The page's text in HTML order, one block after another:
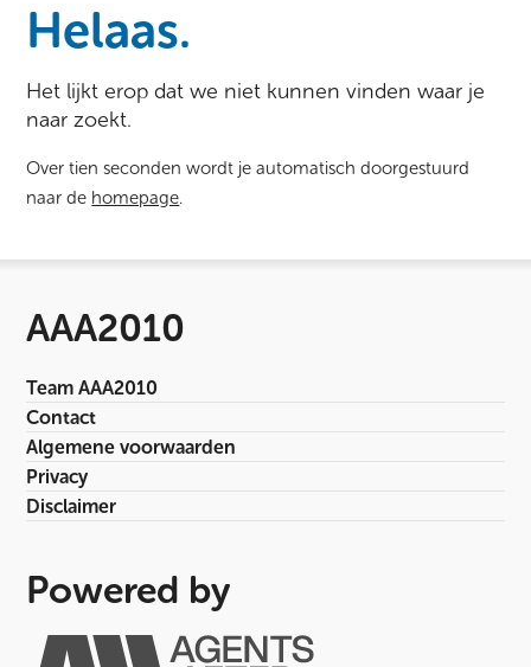
Helaas.
Het lijkt erop dat we niet kunnen vinden waar je
naar zoekt.
Over tien seconden wordt je automatisch doorgestuurd
naar de homepage.
AAA2010
Team AAA2010
Contact
Algemene voorwaarden
Privacy
Disclaimer
Powered by